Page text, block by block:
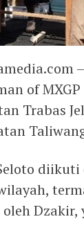
of
Trabas
Dzakir,